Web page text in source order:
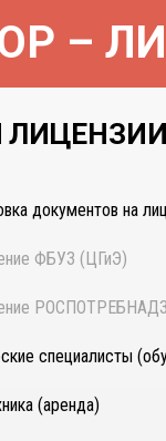
–
документов на
ФБУЗ (ЦГиЭ)
специалисты
(аренда)